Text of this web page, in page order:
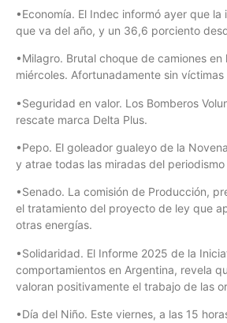
•Economía. El Indec informó ayer que
que va del año, y un 36,6 porciento
•Milagro. Brutal choque de camiones
miércoles. Afortunadamente sin víctimas
•Seguridad en valor. Los Bomberos
rescate marca Delta Plus.
•Pepo. El goleador gualeyo de la
y atrae todas las miradas del
•Senado. La comisión de Producción,
el tratamiento del proyecto de ley que
otras energías.
•Solidaridad. El Informe 2025 de la
comportamientos en Argentina, revela
valoran positivamente el trabajo de las
•Día del Niño. Este viernes, a las 15